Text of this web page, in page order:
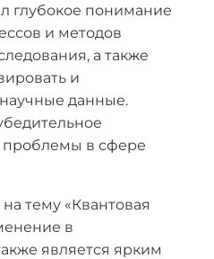
глубокое понимание
и методов
а также
и
данные.
в сфере
тему «Квантовая
в
является ярким